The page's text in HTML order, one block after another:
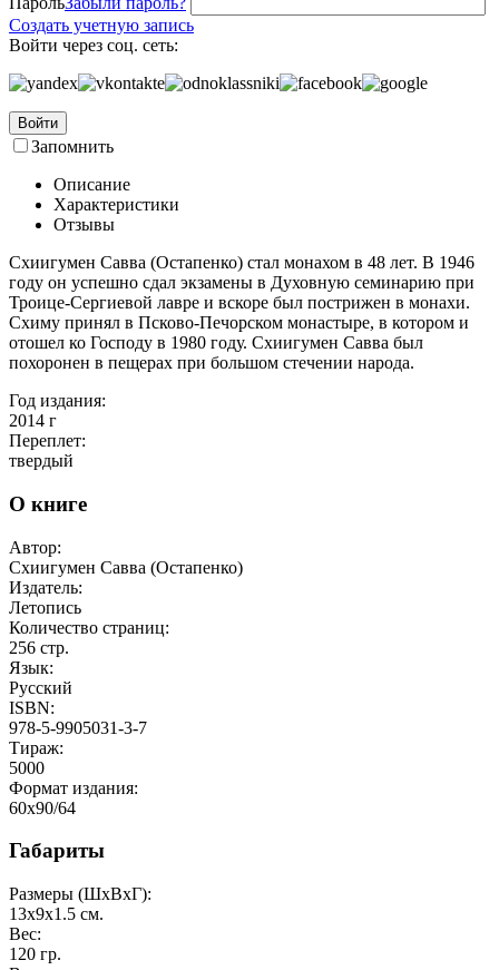
Создать учетную запись
Войти через соц. сеть:
Войти
Запомнить
Описание
Характеристики
Отзывы
Схиигумен Савва (Остапенко) стал монахом в 48 лет. В 1946
году он успешно сдал экзамены в Духовную семинарию при
Троице-Сергиевой лавре и вскоре был пострижен в монахи.
Схиму принял в Псково-Печорском монастыре, в котором и
отошел ко Господу в 1980 году. Схиигумен Савва был
похоронен в пещерах при большом стечении народа.
Год издания:
2014 г
Переплет:
твердый
О книге
Автор:
Схиигумен Савва (Остапенко)
Издатель:
Летопись
Количество страниц:
256 стр.
Язык:
Русский
ISBN:
978-5-9905031-3-7
Тираж:
5000
Формат издания:
60x90/64
Габариты
Размеры (ШxВxГ):
13x9x1.5 см.
Вес:
120 гр.